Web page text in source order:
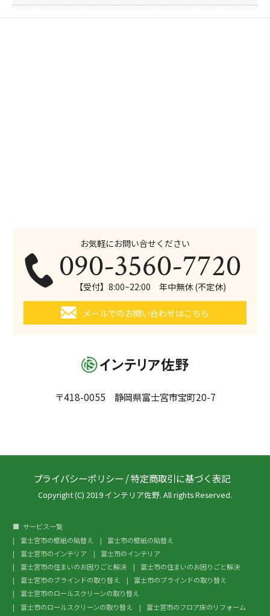
お気軽にお問い合せください
090-3560-7720
【受付】8:00~22:00 年中無休 (不定休)
メールでのお問い合わせはこちら
〒418-0055 静岡県富士宮市宝町20-7
プライバシーポリシー /特定商取引に基づく表記
Copyright (C) 2019 インテリア佐野. All rights Reserved.
サービス一覧
富士宮市の壁紙の貼替え
富士市の壁紙の貼替え
富士宮市のインテリア
富士市のインテリア
富士宮市の住まいのお困りごと解決
富士市の住まいのお困りごと解決
富士宮市のブラインドの取り替え
富士市のブラインドの取り替え
富士宮市のロールスクリーンの取り替え
富士市のロールスクリーンの取り替え
富士宮市のフロア床のリフォーム